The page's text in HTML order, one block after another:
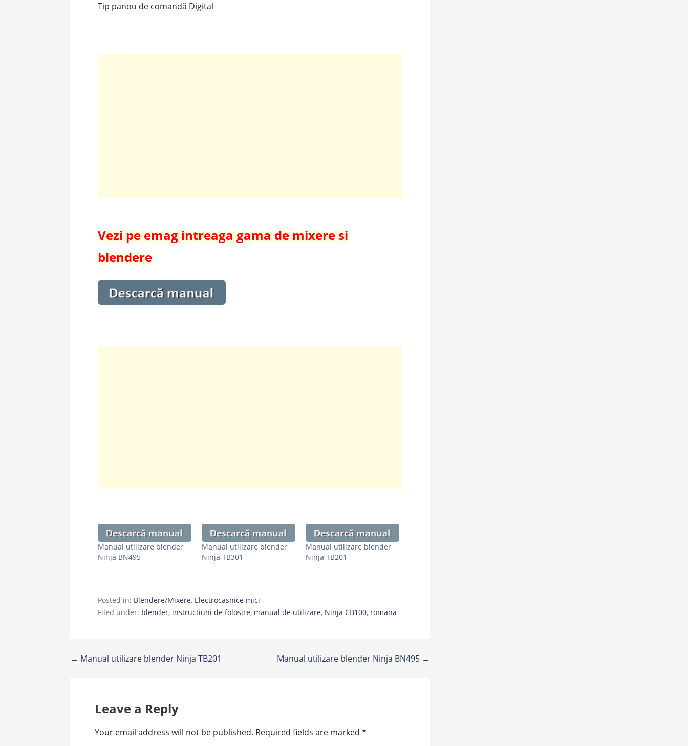
Tip panou de comandă Digital
Vezi pe emag intreaga gama de mixere si
blendere
Manual utilizare blender
Ninja BN495
Manual utilizare blender
Ninja TB301
Manual utilizare blender
Ninja TB201
Posted in: Blendere/Mixere, Electrocasnice mici
Filed under: blender, instructiuni de folosire, manual de utilizare, Ninja CB100, romana
Post
← Manual utilizare blender Ninja TB201 Manual utilizare blender Ninja BN495 →
Leave a Reply
Your email address will not be published. Required fields are marked*